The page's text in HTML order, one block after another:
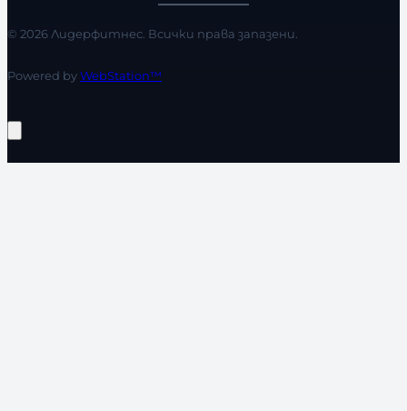
© 2026 Лидерфитнес. Всички права запазени.
Powered byWebStation™